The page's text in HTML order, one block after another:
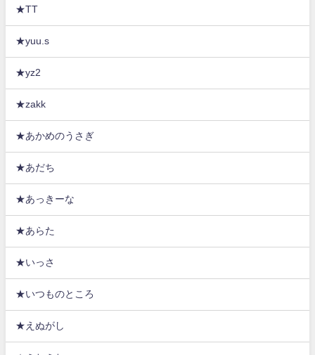
★TT
★yuu.s
★yz2
★zakk
★あかめのうさぎ
★あだち
★あっきーな
★あらた
★いっさ
★いつものところ
★えぬがし